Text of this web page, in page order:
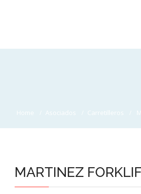
Home Asociados Carretilleros
MARTINEZ